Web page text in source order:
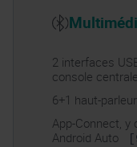
2 interfaces
console
6+1 haut-
App-Connect, y
Android Auto